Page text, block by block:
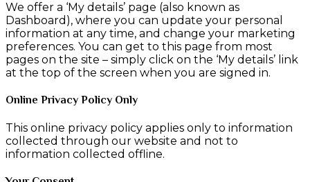
We offer a ‘My details’ page (also known as
Dashboard), where you can update your personal
information at any time, and change your marketing
preferences. You can get to this page from most
pages on the site – simply click on the ‘My details’ link
at the top of the screen when you are signed in.
Online Privacy Policy Only
This online privacy policy applies only to information
collected through our website and not to
information collected offline.